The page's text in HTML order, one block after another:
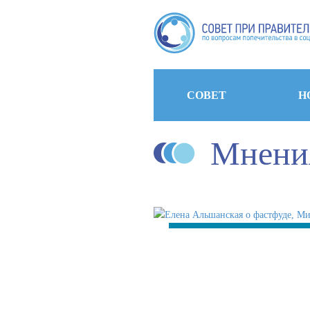
СОВЕТ